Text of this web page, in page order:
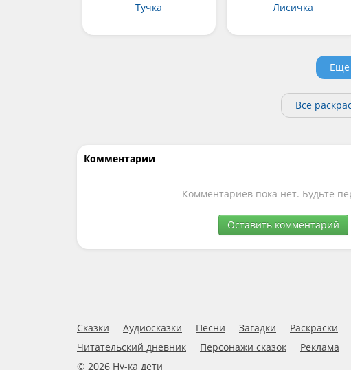
Тучка Лисичка
Еще
Все
Комментарии
Комментариев пока нет. Будьте
Оставить комментарий
Сказки Аудиосказки Песни Загадки Раскраски
Читательский дневник
Персонажи сказок Реклама
© 2026 Ну-ка дети